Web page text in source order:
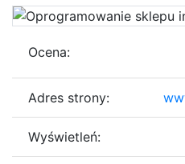
Ocena:
Adres strony:
Wyświetleń: